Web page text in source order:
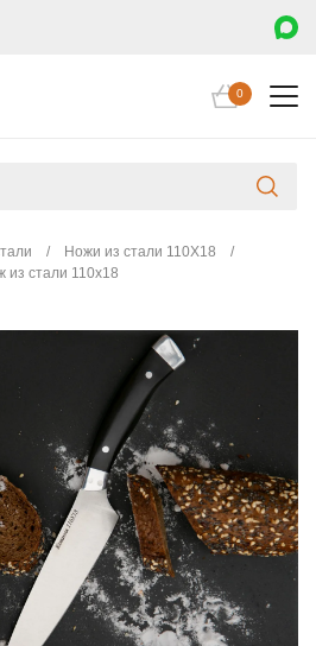
0
/ Ножи из стали 110Х18
/
из стали 110х18